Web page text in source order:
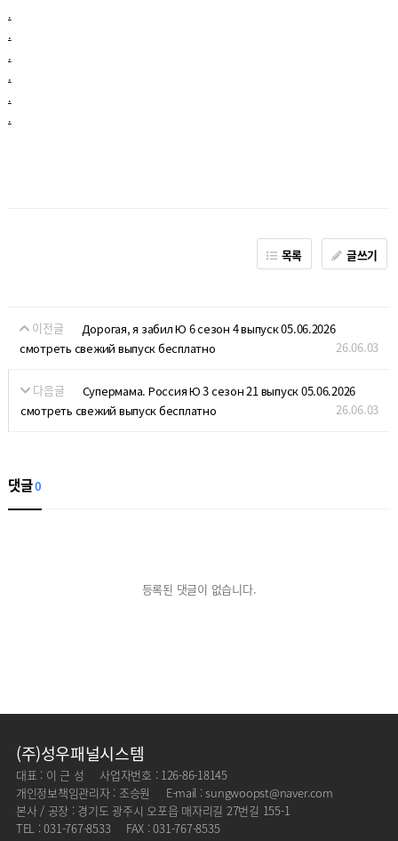
.
.
.
.
.
.
목록 글쓰기
이전글
Дорогая, я забил Ю 6 сезон 4 выпуск 05.06.2026
смотреть свежий выпуск бесплатно
26.06.03
다음글
Супермама. Россия Ю 3 сезон 21 выпуск 05.06.2026
смотреть свежий выпуск бесплатно
26.06.03
댓글0
등록된 댓글이 없습니다.
(주)성우패널시스템
대표 : 이 근 성
사업자번호 : 126-86-18145
개인정보책임관리자 : 조승원
E-mail : sungwoopst@naver.com
본사 / 공장 : 경기도 광주시 오포읍 매자리길 27번길 155-1
TEL : 031-767-8533
FAX : 031-767-8535